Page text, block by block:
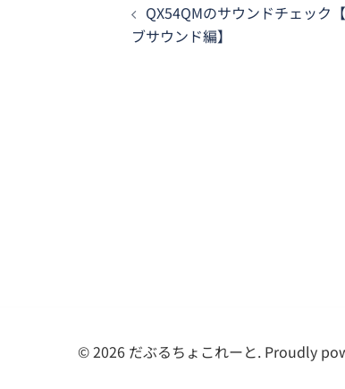
QX54QMのサウンドチェック
ブサウンド編】
© 2026 だぶるちょこれーと. Proudly